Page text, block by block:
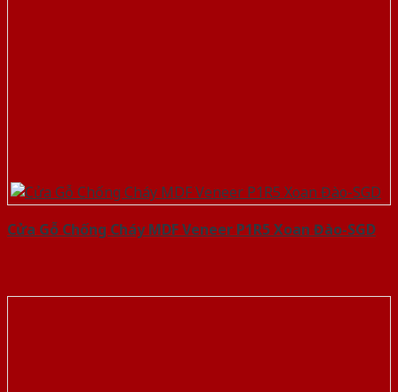
Cửa Gỗ Chống Cháy MDF Veneer P1R5 Xoan Đào-SGD